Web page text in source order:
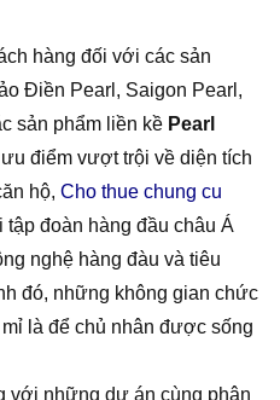
hàng đối với các sản
Điền Pearl, Saigon Pearl,
sản phẩm liền kề Pearl
điểm vượt trội về diện tích
hộ, Cho thue chung cu
đoàn hàng đầu châu Á
nghệ hàng đàu và tiêu
đó, những không gian chức
là để chủ nhân được sống
với những dự án cùng phân